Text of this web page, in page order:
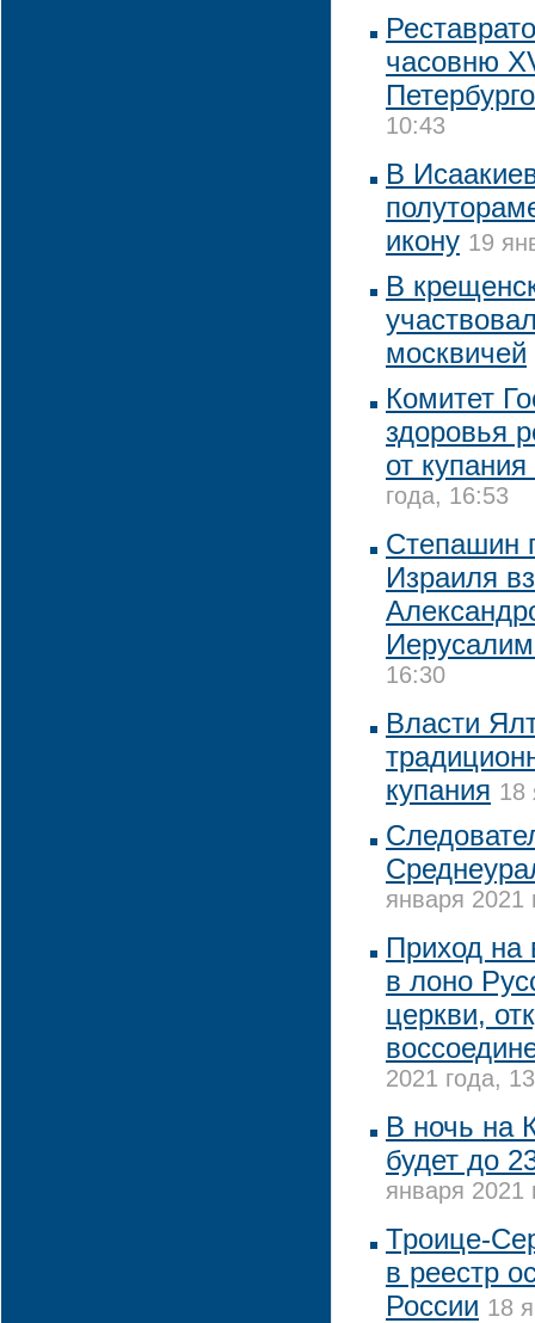
часовню
10:43
В
икону 19
В
москвичей
Комитет
здоровья
от
года, 16:53
Степашин
Израиля
16:30
Власти
купания 18
января 2021
Приход на
в лоно
церкви,
2021 года,
В ночь на
будет до
января 2021
Троице-
в реестр
России 18